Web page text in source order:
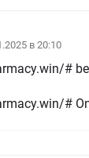
в 20:10
#
#